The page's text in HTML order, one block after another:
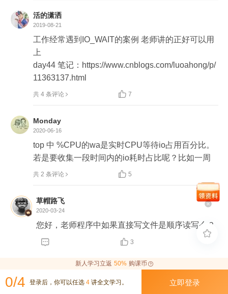
活的潇洒
2019-08-21
工作经常遇到IO_WAIT的案例 老师讲的正好可以用
上
day44 笔记：https://www.cnblogs.com/luoahong/p/
11363137.html
共 4 条评论  7
Monday
2020-06-16
top 中 %CPU的wa是实时CPU等待io占用百分比。
若是要收集一段时间内的io耗时占比呢？比如一周
共 2 条评论  5
草帽路飞
2020-03-24
您好，老师程序中如果直接写文件是顺序读写么？
  3
新人学习立返 50% 购课币
0/4 登录后，你可以任选 4 讲全文学习。 立即登录
